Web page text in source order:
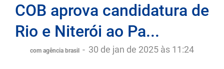
COB aprova candidatura de
Rio e Niterói ao Pa...
com agência brasil - 30 de jan de 2025 às 11:24